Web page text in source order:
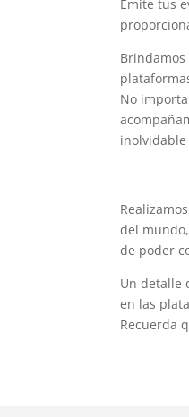
Emite tus
No
del
de poder
Un detalle
en las
Recuerda